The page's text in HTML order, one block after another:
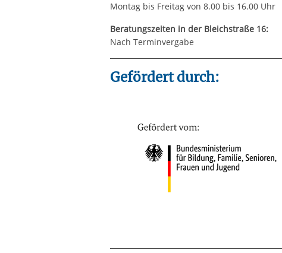
Montag bis Freitag von 8.00 bis 16.00 Uhr
Beratungszeiten in der Bleichstraße 16:
Nach Terminvergabe
Gefördert durch: